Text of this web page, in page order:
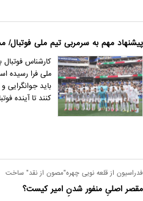
پیشنهاد مهم به سرمربی تیم ملی فوتبال/
کارشناس فوتبال
ملی فرا رسیده
باید جوانگرایی
کنند تا آینده
فدراسیون از قلعه نویی چهره"مصون از نقد" ساخت
مقصر اصلیِ منفور شدنِ امیر کیست؟